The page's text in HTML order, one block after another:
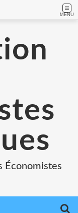
MENU
Économistes